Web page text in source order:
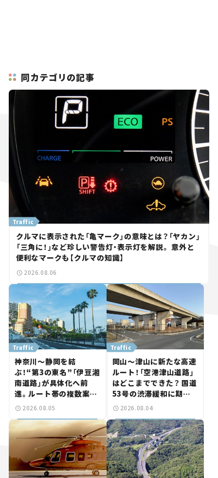
同カテゴリの記事
クルマに表示された「亀マーク」の意味とは？「ヤカン」
「三角に！」など珍しい警告灯・表示灯を解説。 意外と
便利なマークも【クルマの知識】
Traffic
2026.08.06
神奈川～静岡を結
ぶ！“第3の東名”「伊豆湘
南道路」が具体化へ前
進。ルート帯の複数案検
討へ。熱海まで信号ゼロ
道路計画】
Traffic
2026.08.05
岡山～津山に新たな高速
ルート！「空港津山道路」
はどこまでできた？ 国道
53号の渋滞緩和に期待。
岡山市側でも動きが【い
Traffic
2026.08.04